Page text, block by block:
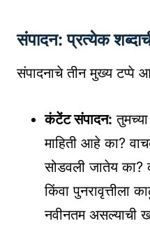
संपादन: प्रत्येक
संपादनाचे तीन मुख्य टप्पे
कंटेंट संपादन:
माहिती आहे का?
सोडवली जातेय का?
किंवा पुनरावृत्तीला
नवीनतम असल्याची